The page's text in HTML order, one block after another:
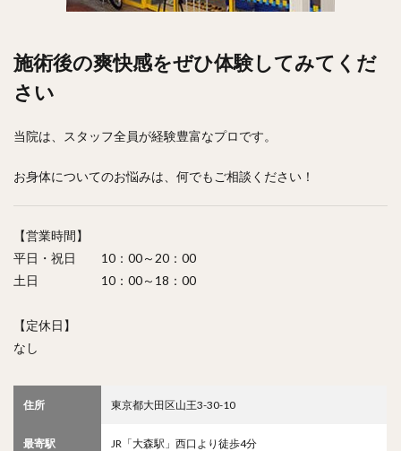
施術後の爽快感をぜひ体験してみてくだ
さい
当院は、スタッフ全員が経験豊富なプロです。
お身体についてのお悩みは、何でもご相談ください！
【営業時間】
平日・祝日 10：00～20：00
土日 10：00～18：00
【定休日】
なし
住所 東京都大田区山王3-30-10
最寄駅 JR「大森駅」西口より徒歩4分